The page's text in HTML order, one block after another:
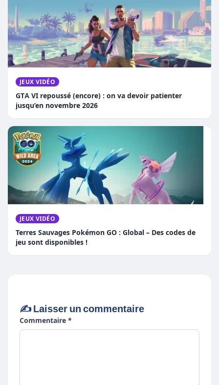
JEUX VIDÉO
GTA VI repoussé (encore) : on va devoir patienter
jusqu’en novembre 2026
JEUX VIDÉO
Terres Sauvages Pokémon GO : Global – Des codes de
jeu sont disponibles !
✍️ Laisser un commentaire
Commentaire *